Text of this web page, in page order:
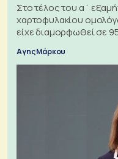
Στο τέλος του α΄
χαρτοφυλακίου
είχε διαμορφωθεί σε
Αγης Μάρκου